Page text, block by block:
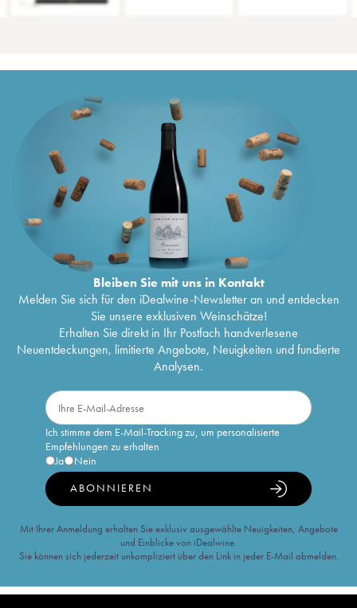
Bleiben Sie mit uns in Kontakt
Melden Sie sich für den iDealwine-Newsletter an und entdecken
Sie unsere exklusiven Weinschätze!
Erhalten Sie direkt in Ihr Postfach handverlesene
Neuentdeckungen, limitierte Angebote, Neuigkeiten und fundierte
Analysen.
Ich stimme dem E-Mail-Tracking zu, um personalisierte
Empfehlungen zu erhalten
Ja
Nein
ABONNIEREN
Mit Ihrer Anmeldung erhalten Sie exklusiv ausgewählte Neuigkeiten, Angebote
und Einblicke von iDealwine.
Sie können sich jederzeit unkompliziert über den Link in jeder E-Mail abmelden.